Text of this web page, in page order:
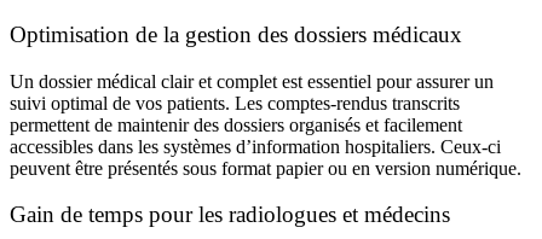
Optimisation de la gestion des dossiers médicaux
Un dossier médical clair et complet est essentiel pour assurer un
suivi optimal de vos patients. Les comptes-rendus transcrits
permettent de maintenir des dossiers organisés et facilement
accessibles dans les systèmes d’information hospitaliers. Ceux-ci
peuvent être présentés sous format papier ou en version numérique.
Gain de temps pour les radiologues et médecins